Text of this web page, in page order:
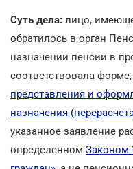
Суть дела: лицо,
обратилось в орган
назначении пенсии в
соответствовала
представления и
назначения
указанное заявление
определенном Законом